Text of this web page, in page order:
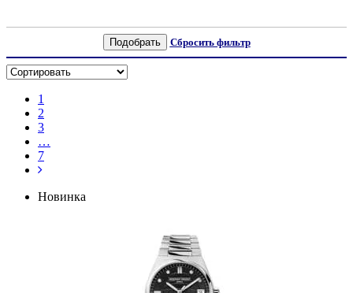
Подобрать Сбросить фильтр
1
2
3
…
7
Новинка